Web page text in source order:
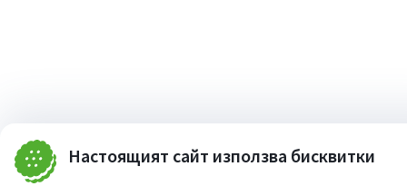
Настоящият сайт използва бисквитки